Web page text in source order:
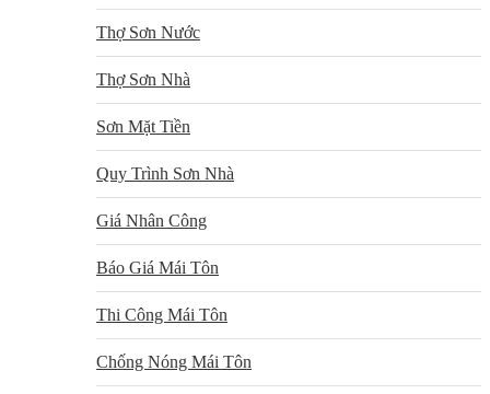
Thợ Sơn Nước
Thợ Sơn Nhà
Sơn Mặt Tiền
Quy Trình Sơn Nhà
Giá Nhân Công
Báo Giá Mái Tôn
Thi Công Mái Tôn
Chống Nóng Mái Tôn